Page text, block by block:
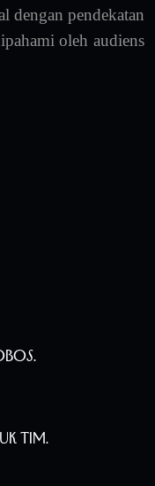
dengan pendekatan
oleh audiens
Tim.